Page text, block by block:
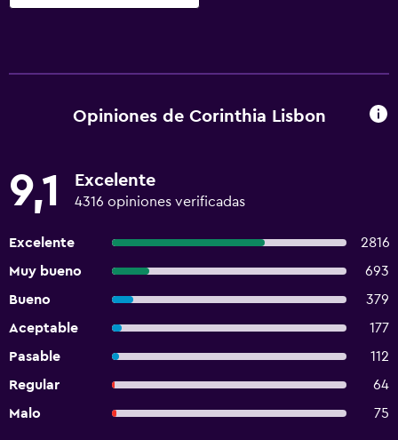
Opiniones de Corinthia Lisbon
9,1 Excelente
4316 opiniones verificadas
Excelente
2816
Muy bueno
693
Bueno
379
Aceptable
177
Pasable
112
Regular
64
Malo
75